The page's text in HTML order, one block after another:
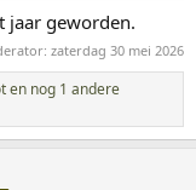
jaar geworden.
zaterdag 30 mei 2026
en nog 1 andere